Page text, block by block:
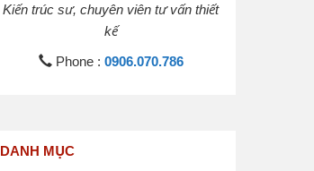
Kiến trúc sư, chuyên viên tư vấn thiết
kế
Phone : 0906.070.786
DANH MỤC